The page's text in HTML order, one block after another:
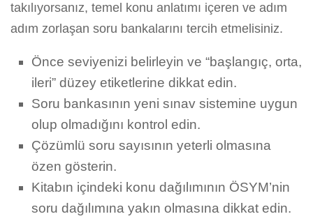
takılıyorsanız, temel konu anlatımı içeren ve adım
adım zorlaşan soru bankalarını tercih etmelisiniz.
Önce seviyenizi belirleyin ve “başlangıç, orta,
ileri” düzey etiketlerine dikkat edin.
Soru bankasının yeni sınav sistemine uygun
olup olmadığını kontrol edin.
Çözümlü soru sayısının yeterli olmasına
özen gösterin.
Kitabın içindeki konu dağılımının ÖSYM’nin
soru dağılımına yakın olmasına dikkat edin.